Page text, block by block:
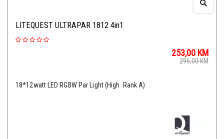
LITEQUEST ULTRAPAR 1812 4in1
253,00 KM
296,00KM
18*12watt LED RGBW Par Light (High Rank A)